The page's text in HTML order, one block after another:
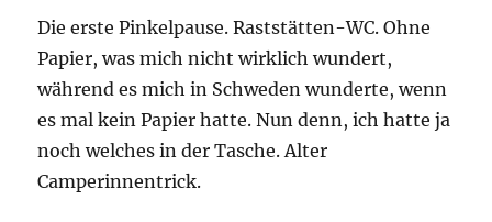
Die erste Pinkelpause. Raststätten-WC. Ohne
Papier, was mich nicht wirklich wundert,
während es mich in Schweden wunderte, wenn
es mal kein Papier hatte. Nun denn, ich hatte ja
noch welches in der Tasche. Alter
Camperinnentrick.